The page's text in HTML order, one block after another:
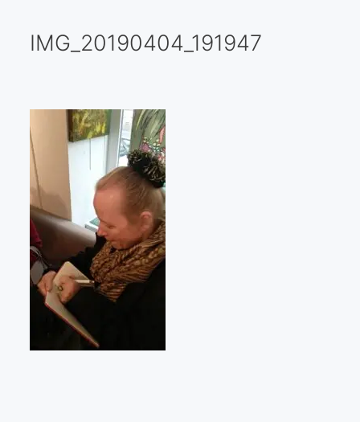
Artistas
Visitas a los ateliers o talleres de artistas
Presse
Qué dicen de nosotros?
Aviso legal
Política de cookies
Bruit de gommettes Paris 2025
IMG_20190404_191947